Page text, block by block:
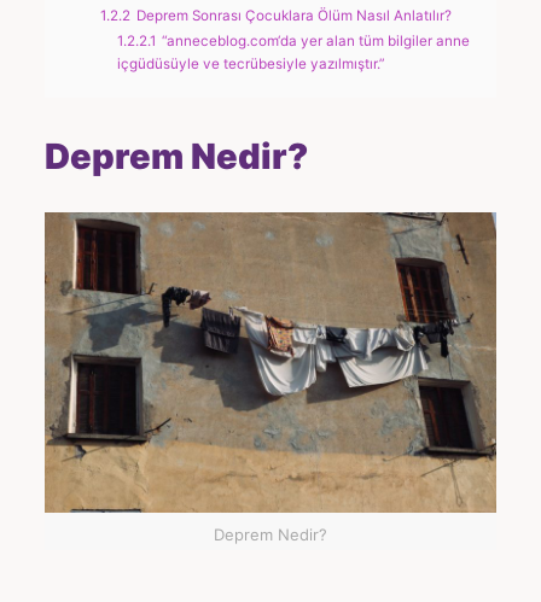
1.2.2 Deprem Sonrası Çocuklara Ölüm Nasıl Anlatılır?
1.2.2.1 “anneceblog.com‘da yer alan tüm bilgiler anne
içgüdüsüyle ve tecrübesiyle yazılmıştır.”
Deprem Nedir?
Deprem Nedir?